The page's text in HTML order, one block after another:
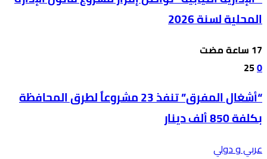
المحلية لسنة 2026
0
25
“أشغال المفرق” تنفذ 23 مشروعاً لطرق المحافظة
بكلفة 850 ألف دينار
عربي و دولي